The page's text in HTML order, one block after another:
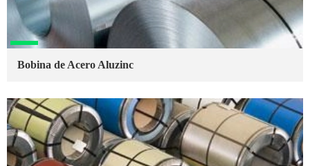
Bobina de Acero Aluzinc